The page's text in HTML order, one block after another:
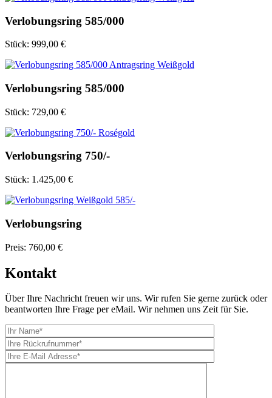
Verlobungsring 585/000
Stück: 999,00 €
Verlobungsring 585/000
Stück: 729,00 €
Verlobungsring 750/-
Stück: 1.425,00 €
Verlobungsring
Preis: 760,00 €
Kontakt
Über Ihre Nachricht freuen wir uns. Wir rufen Sie gerne zurück oder
beantworten Ihre Frage per eMail. Wir nehmen uns Zeit für Sie.